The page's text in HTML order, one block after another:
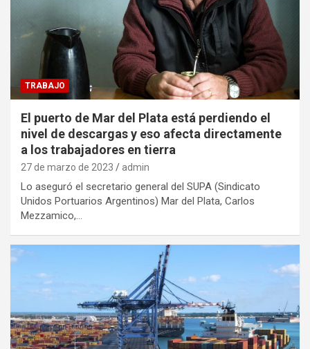
TRABAJO
El puerto de Mar del Plata está perdiendo el
nivel de descargas y eso afecta directamente
a los trabajadores en tierra
27 de marzo de 2023 admin
Lo aseguró el secretario general del SUPA (Sindicato
Unidos Portuarios Argentinos) Mar del Plata, Carlos
Mezzamico,…